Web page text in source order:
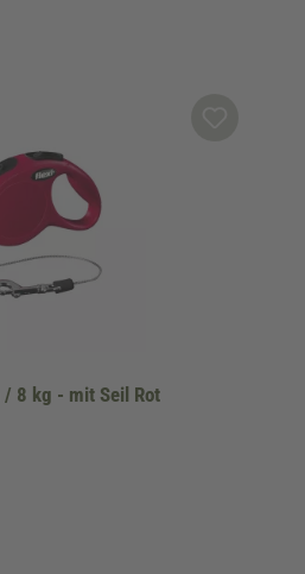
8 kg - mit Seil Rot